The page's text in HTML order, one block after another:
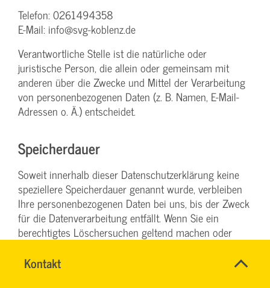
Kontakt
DENISE
Name*
Telefon: 0261494358
E-Mail: info@svg-koblenz.de
Verantwortliche Stelle ist die natürliche oder
juristische Person, die allein oder gemeinsam mit
anderen über die Zwecke und Mittel der Verarbeitung
von personenbezogenen Daten (z. B. Namen, E-Mail-
Adressen o. Ä.) entscheidet.
Speicherdauer
Soweit innerhalb dieser Datenschutzerklärung keine
speziellere Speicherdauer genannt wurde, verbleiben
Ihre personenbezogenen Daten bei uns, bis der Zweck
für die Datenverarbeitung entfällt. Wenn Sie ein
berechtigtes Löschersuchen geltend machen oder
werden Ihre Daten gelöscht, sofern wir keine anderen